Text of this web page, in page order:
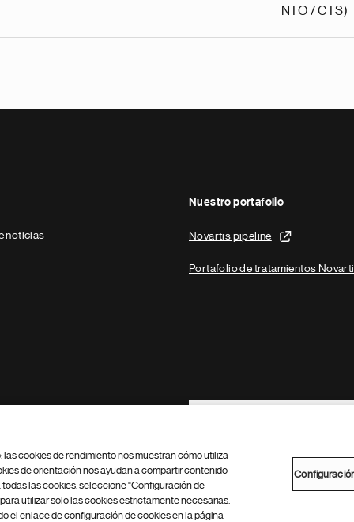
NTO / CTS)
noticias
Nuestro portafolio
Novartis pipeline
Portafolio de tratamientos
Footer Site Search
Configuración de cookies Mapa del sitio
cookies de rendimiento nos muestran cómo utiliza
de orientación nos ayudan a compartir contenido
las cookies, seleccione "Configuración de
utilizar solo las cookies estrictamente necesarias.
el enlace de configuración de cookies en la página